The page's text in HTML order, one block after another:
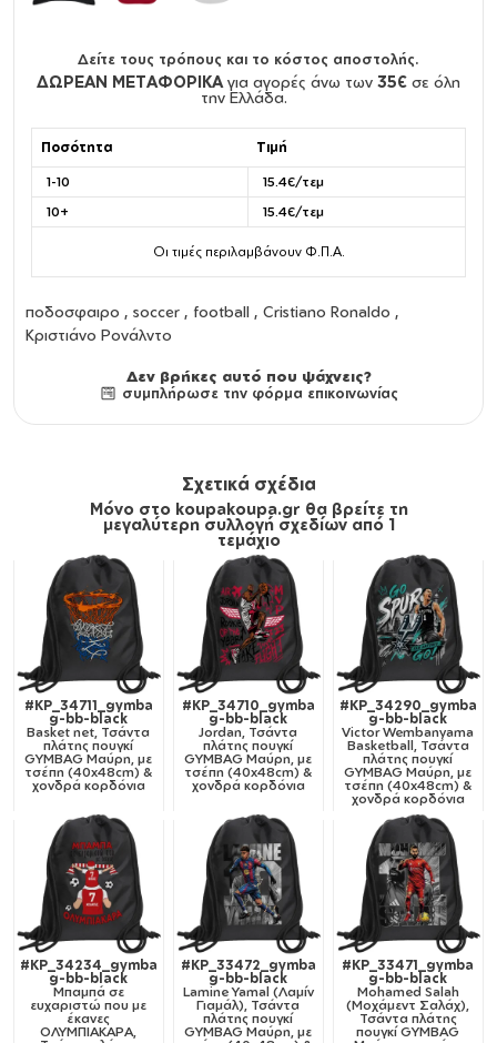
Δείτε τους τρόπους και το κόστος αποστολής.
ΔΩΡΕΑΝ ΜΕΤΑΦΟΡΙΚΑ για αγορές άνω των 35€ σε όλη
την Ελλάδα.
Ποσότητα Τιμή
1-10
15.4€/τεμ
10+
15.4€/τεμ
Οι τιμές περιλαμβάνουν Φ.Π.Α.
ποδοσφαιρο , soccer , football , Cristiano Ronaldo ,
Κριστιάνο Ρονάλντο
Δεν βρήκες αυτό που ψάχνεις?
συμπλήρωσε την φόρμα επικοινωνίας
Σχετικά σχέδια
Μόνο στο koupakoupa.gr θα βρείτε τη
μεγαλύτερη συλλογή σχεδίων από 1
τεμάχιο
#KP_34711_gymba
g-bb-black
Basket net, Τσάντα
πλάτης πουγκί
GYMBAG Μαύρη, με
τσέπη (40x48cm) &
χονδρά κορδόνια
#KP_34710_gymba
g-bb-black
Jordan, Τσάντα
πλάτης πουγκί
GYMBAG Μαύρη, με
τσέπη (40x48cm) &
χονδρά κορδόνια
#KP_34290_gymba
g-bb-black
Victor Wembanyama
Basketball, Τσάντα
πλάτης πουγκί
GYMBAG Μαύρη, με
τσέπη (40x48cm) &
χονδρά κορδόνια
#KP_34234_gymba
g-bb-black
Μπαμπά σε
ευχαριστώ που με
έκανες
ΟΛΥΜΠΙΑΚΑΡΑ,
#KP_33472_gymba
g-bb-black
Lamine Yamal (Λαμίν
Γιαμάλ), Τσάντα
πλάτης πουγκί
GYMBAG Μαύρη, με
#KP_33471_gymba
g-bb-black
Mohamed Salah
(Μοχάμεντ Σαλάχ),
Τσάντα πλάτης
πουγκί GYMBAG